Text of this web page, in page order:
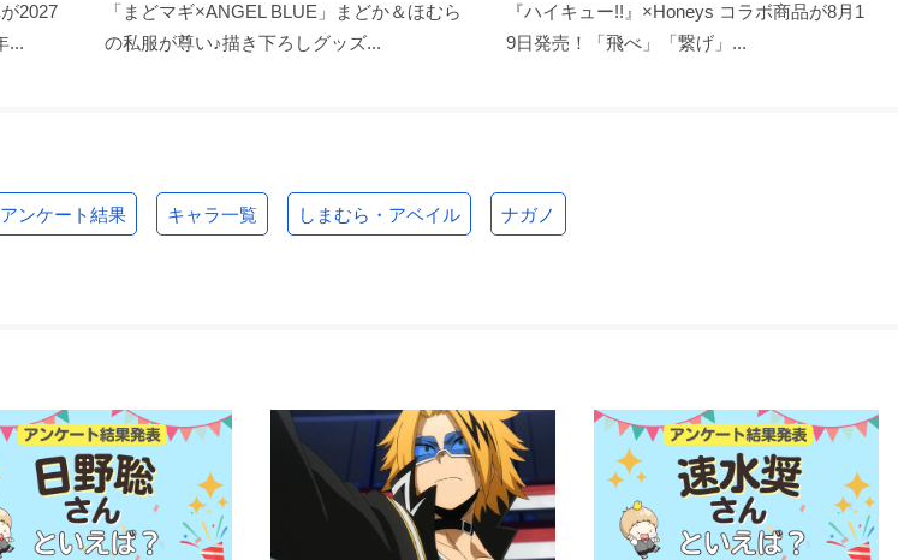
2027
...
「まどマギ×ANGEL BLUE」まどか＆ほむら
の私服が尊い♪描き下ろしグッズ...
『ハイキュー!!』×Honeys コラボ商品が8月1
9日発売！「飛べ」「繋げ」...
アンケート結果 キャラ一覧 しまむら・アベイル ナガノ